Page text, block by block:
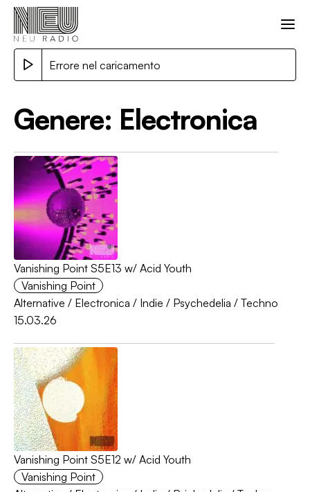
Errore nel caricamento
Genere: Electronica
Vanishing Point S5E13 w/ Acid Youth
Vanishing Point
Alternative / Electronica / Indie / Psychedelia / Techno
15.03.26
Vanishing Point S5E12 w/ Acid Youth
Vanishing Point